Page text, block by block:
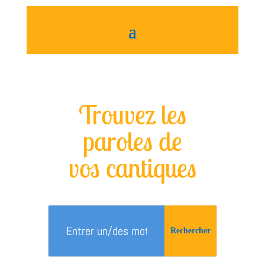
Trouvez les
paroles de
vos cantiques